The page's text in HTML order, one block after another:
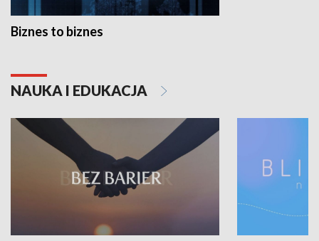
Biznes to biznes
NAUKA I EDUKACJA